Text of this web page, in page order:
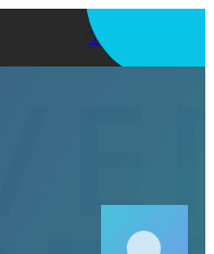
アプリを使う